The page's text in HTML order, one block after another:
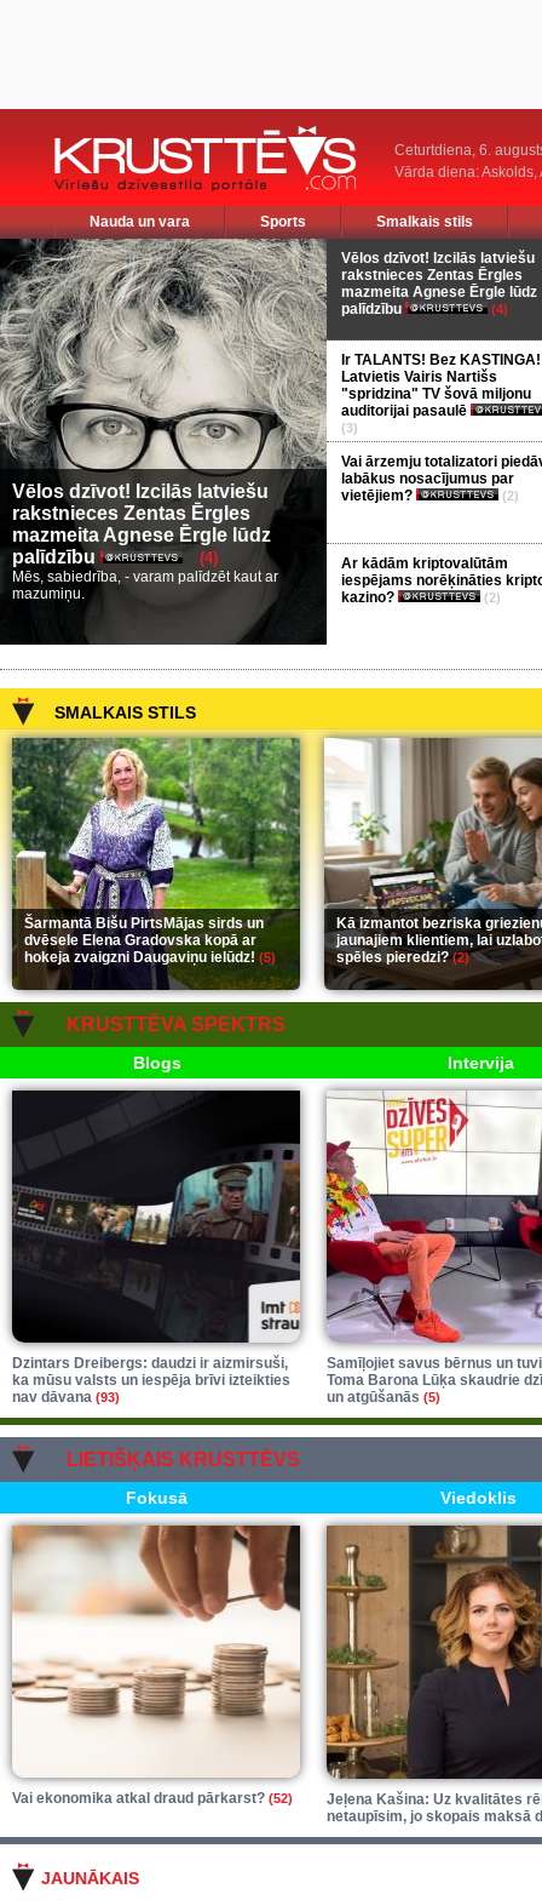
Ceturtdiena, 6.
Vārda diena: Askolds,
Nauda un vara Sports Smalkais stils
Vēlos dzīvot! Izcilās latviešu
rakstnieces Zentas Ērgles
mazmeita Agnese Ērgle lūdz
palīdzību
(4)
Mēs, sabiedrība, - varam palīdzēt kaut ar
mazumiņu.
Vēlos dzīvot! Izcilās latviešu
rakstnieces Zentas Ērgles
mazmeita Agnese Ērgle lūdz
palīdzību
(4)
Ir TALANTS! Bez KASTINGA!
Latvietis Vairis Nartišs
"spridzina" TV šovā miljonu
auditorijai pasaulē
(3)
Vai ārzemju totalizatori
labākus nosacījumus par
vietējiem?
(2)
Ar kādām kriptovalūtām
iespējams norēķināties
kazino?
(2)
SMALKAIS STILS
Šarmantā Bišu PirtsMājas sirds un
dvēsele Elena Gradovska kopā ar
hokeja zvaigzni Daugaviņu ielūdz! (5)
Kā izmantot bezriska
jaunajiem klientiem, lai
spēles pieredzi?(2)
KRUSTTĒVA SPEKTRS
Blogs
Dzintars Dreibergs: daudzi ir aizmirsuši,
ka mūsu valsts un iespēja brīvi izteikties
nav dāvana (93)
Intervija
Samīļojiet savus bērnus un
Toma Barona Lūķa skaudrie
un atgūšanās (5)
LIETIŠĶAIS KRUSTTĒVS
Fokusā
Vai ekonomika atkal draud pārkarst? (52)
Jeļena Kašina: Uz kvalitātes
netaupīsim, jo skopais maksā
JAUNĀKAIS